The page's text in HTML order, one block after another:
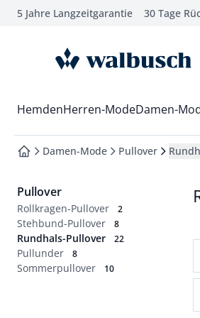
springen
springen
springen
5 Jahre Langzeitgarantie 30 Tage
zur Startseite
Wechsel in das Menü mit Pfeil-
HemdenHerren-ModeDamen-
zur Startseite
Damen-Mode Pullover
Pullover
Rollkragen-Pullover 2
Stehbund-Pullover 8
Rundhals-Pullover 22
Pullunder 8
Sommerpullover 10